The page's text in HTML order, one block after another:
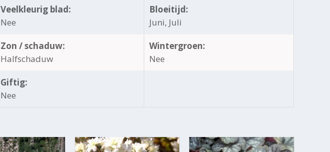
Veelkleurig blad:
Nee
Bloeitijd:
Juni, Juli
Zon / schaduw:
Halfschaduw
Wintergroen:
Nee
Giftig:
Nee